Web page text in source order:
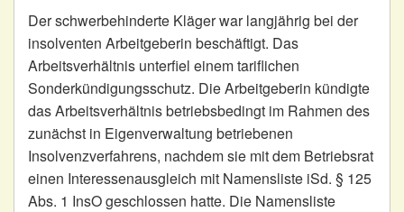
Der schwerbehinderte Kläger war langjährig bei der
insolventen Arbeitgeberin beschäftigt. Das
Arbeitsverhältnis unterfiel einem tariflichen
Sonderkündigungsschutz. Die Arbeitgeberin kündigte
das Arbeitsverhältnis betriebsbedingt im Rahmen des
zunächst in Eigenverwaltung betriebenen
Insolvenzverfahrens, nachdem sie mit dem Betriebsrat
einen Interessenausgleich mit Namensliste iSd. § 125
Abs. 1 InsO geschlossen hatte. Die Namensliste